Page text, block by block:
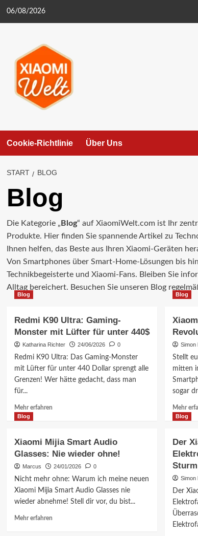
06/08/2026
Cookie-Richtlinie Über Uns
START BLOG
Blog
Die Kategorie „ Blog“ auf XiaomiWelt.com ist Ihr
Produkte. Hier finden Sie spannende Artikel zu
Ihnen helfen, das Beste aus Ihren Xiaomi-Geräten
Von Smartphones über Smart-Home-Lösungen bis
Technikbegeisterte und Xiaomi-Fans. Bleiben Sie
Alltag bereichert. Besuchen Sie unseren Blog
Blog
Redmi K90 Ultra: Gaming-
Monster mit Lüfter für unter 440$
Katharina Richter 24/06/2026 0
Redmi K90 Ultra: Das Gaming-Monster
mit Lüfter für unter 440 Dollar sprengt alle
Grenzen! Wer hätte gedacht, dass man
für...
Mehr erfahrenMehr
K90
Ultra:
Gaming-
Lüfter
für
Blog
Simon
Stellt
mitten
sogar
Mehr
Blog
Xiaomi Mijia Smart Audio
Glasses: Nie wieder ohne!
Marcus 24/01/2026 0
Nicht mehr ohne: Warum ich meine neuen
Xiaomi Mijia Smart Audio Glasses nie
wieder abnehme! Stell dir vor, du bist...
Mehr erfahrenMehr
Blog
Der
Sturm
Simon
Der